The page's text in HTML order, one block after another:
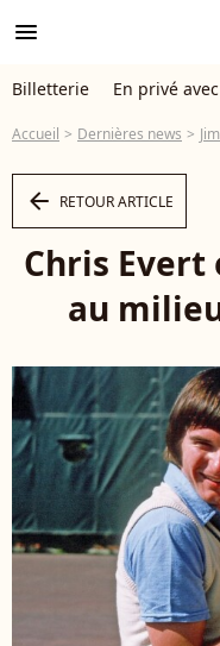
menu
Billetterie En privé avec
Accueil Dernières news
arrow_left RETOUR ARTICLE
Chris Evert
au